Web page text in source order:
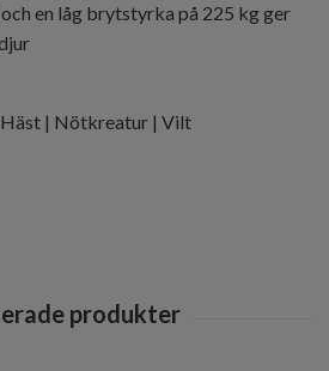
en låg brytstyrka på 225 kg ger
Häst | Nötkreatur | Vilt